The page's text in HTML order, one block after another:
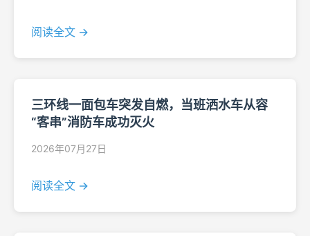
阅读全文 →
三环线一面包车突发自燃，当班洒水车从容
“客串”消防车成功灭火
2026年07月27日
阅读全文 →